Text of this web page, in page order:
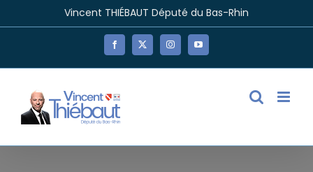
Vincent THIÉBAUT Député du Bas-Rhin
Facebook
X InstagramYouTube